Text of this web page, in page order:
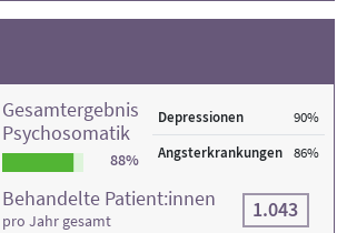
Gesamtergebnis
Psychosomatik
88%
Depressionen 90%
Angsterkrankungen 86%
Behandelte Patient:innen
pro Jahr gesamt 1.043